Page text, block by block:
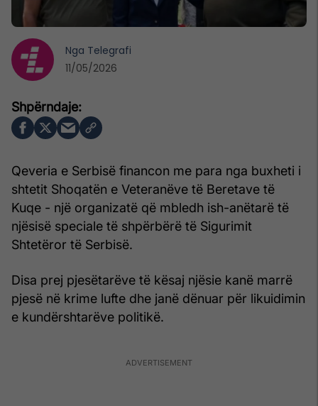
Qeveria e Serbisë financon me para nga buxheti i
shtetit Shoqatën e Veteranëve të Beretave të
Kuqe - një organizatë që mbledh ish-anëtarë të
njësisë speciale të shpërbërë të Sigurimit
Shtetëror të Serbisë.
Disa prej pjesëtarëve të kësaj njësie kanë marrë
pjesë në krime lufte dhe janë dënuar për likuidimin
e kundërshtarëve politikë.
Nga Telegrafi
11/05/2026